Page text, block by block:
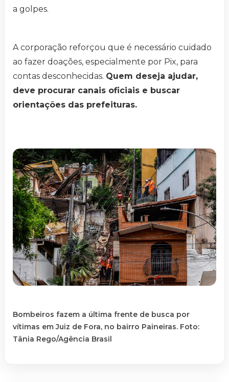
a golpes.
A corporação reforçou que é necessário cuidado
ao fazer doações, especialmente por Pix, para
contas desconhecidas. Quem deseja ajudar,
deve procurar canais oficiais e buscar
orientações das prefeituras.
Bombeiros fazem a última frente de busca por
vítimas em Juiz de Fora, no bairro Paineiras. Foto:
Tânia Rego/Agência Brasil